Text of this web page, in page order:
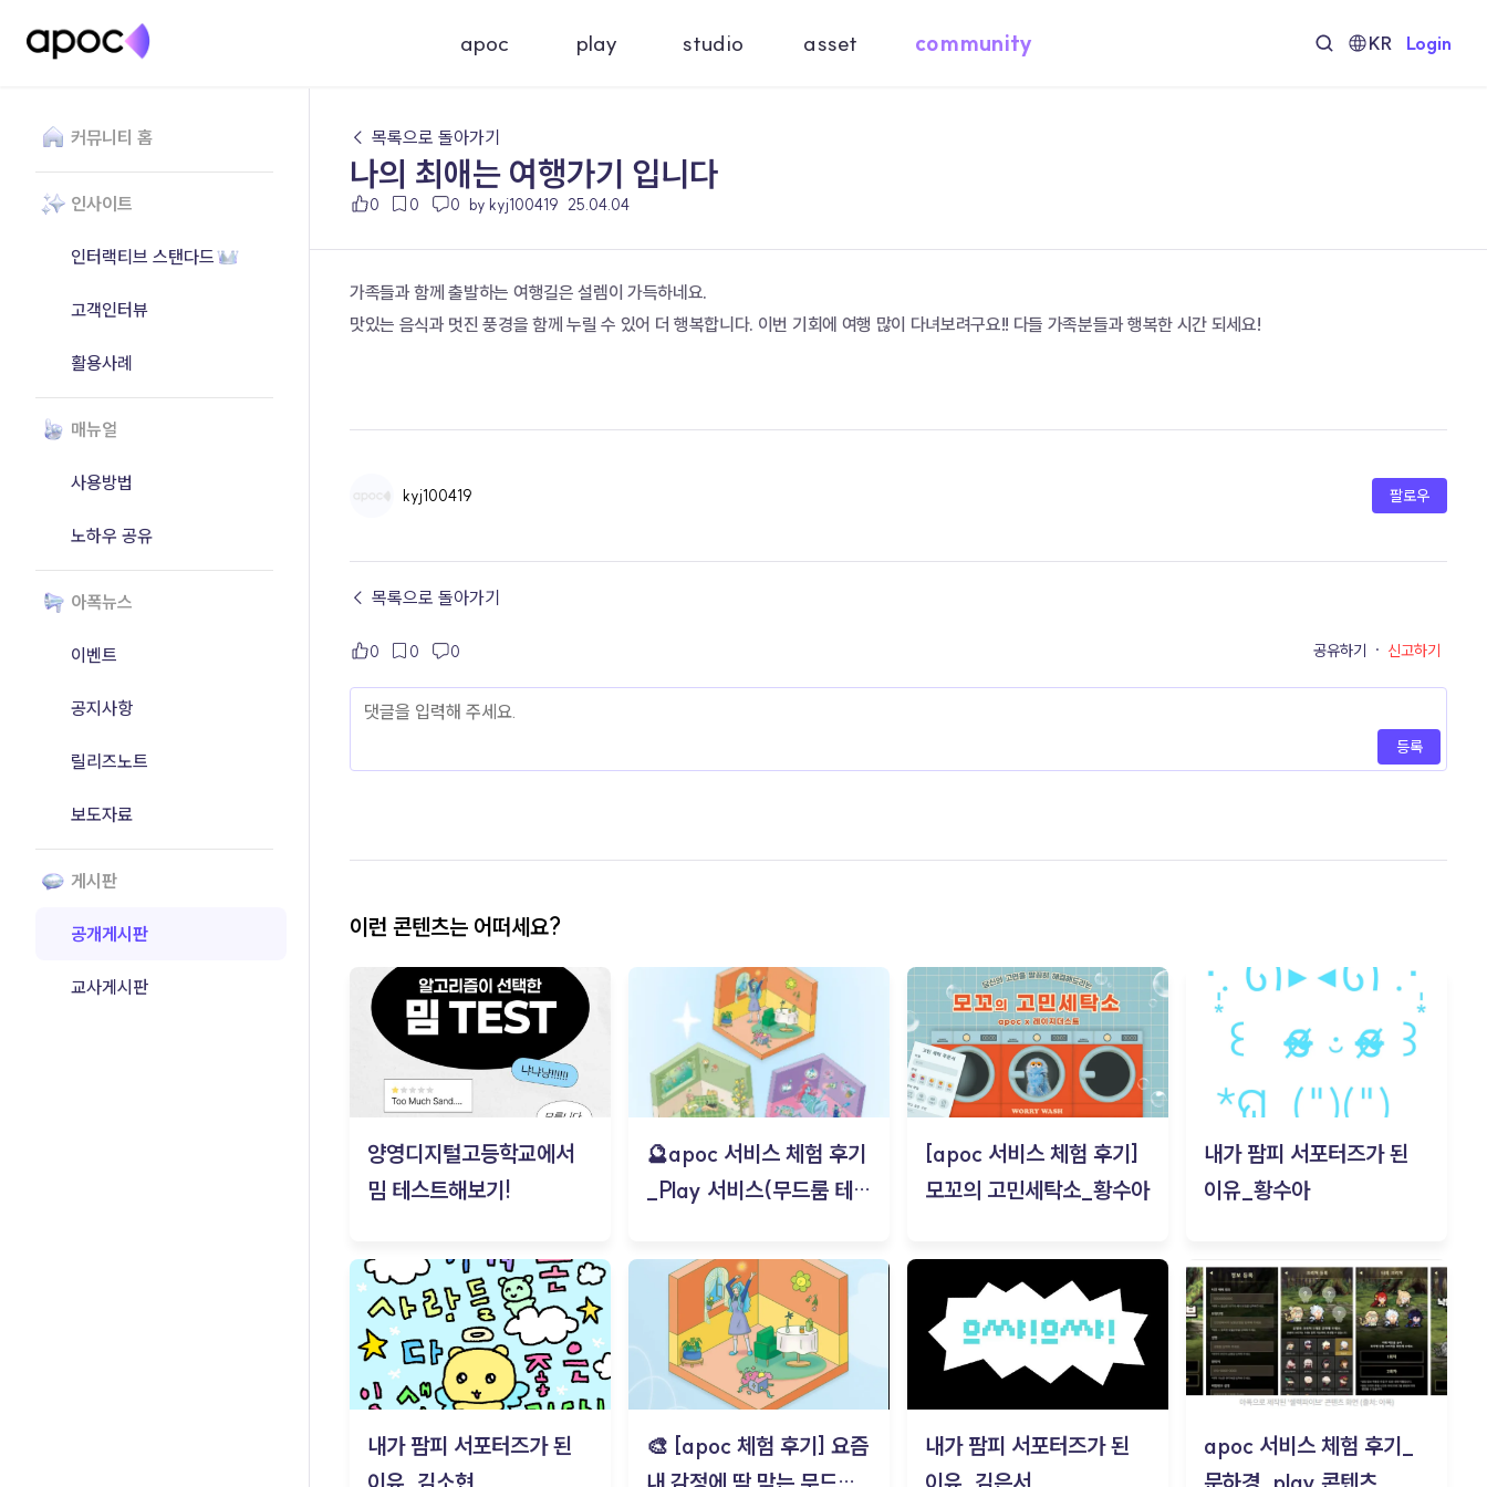
apoc play studio asset community KR Login
커뮤니티 홈
인사이트
인터랙티브 스탠다드
고객인터뷰
활용사례
매뉴얼
사용방법
노하우 공유
아폭뉴스
이벤트
공지사항
릴리즈노트
보도자료
게시판
공개게시판
교사게시판
← 목록으로 돌아가기
나의 최애는 여행가기 입니다
0 0 0 by kyj100419 25.04.04
가족들과 함께 출발하는 여행길은 설렘이 가득하네요.
맛있는 음식과 멋진 풍경을 함께 누릴 수 있어 더 행복합니다. 이번 기회에 여행 많이 다녀보려구요!! 다들 가족분들과 행복한 시간 되세요!
kyj100419 팔로우
← 목록으로 돌아가기
0 0 0 공유하기 · 신고하기
등록
이런 콘텐츠는 어떠세요?
양영디지털고등학교에서
밈 테스트해보기!
🔮apoc 서비스 체험 후기
_Play 서비스(무드룸 테스
[apoc 서비스 체험 후기]
모꼬의 고민세탁소_황수아
내가 팜피 서포터즈가 된
이유_황수아
내가 팜피 서포터즈가 된
🎨 [apoc 체험 후기] 요즘
내가 팜피 서포터즈가 된
apoc 서비스 체험 후기_